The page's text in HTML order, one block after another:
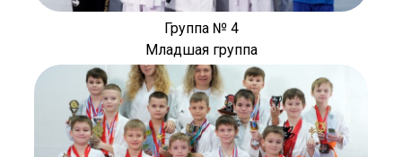
Группа № 4
Младшая группа